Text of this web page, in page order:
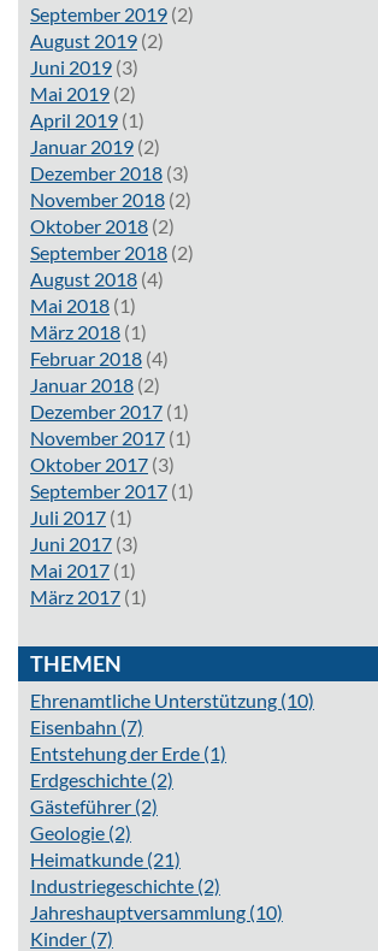
September 2019 (2)
August 2019 (2)
Juni 2019 (3)
Mai 2019 (2)
April 2019 (1)
Januar 2019 (2)
Dezember 2018 (3)
November 2018 (2)
Oktober 2018 (2)
September 2018 (2)
August 2018 (4)
Mai 2018 (1)
März 2018 (1)
Februar 2018 (4)
Januar 2018 (2)
Dezember 2017 (1)
November 2017 (1)
Oktober 2017 (3)
September 2017 (1)
Juli 2017 (1)
Juni 2017 (3)
Mai 2017 (1)
März 2017 (1)
THEMEN
Ehrenamtliche Unterstützung (10)
Eisenbahn (7)
Entstehung der Erde (1)
Erdgeschichte (2)
Gästeführer (2)
Geologie (2)
Heimatkunde (21)
Industriegeschichte (2)
Jahreshauptversammlung (10)
Kinder (7)